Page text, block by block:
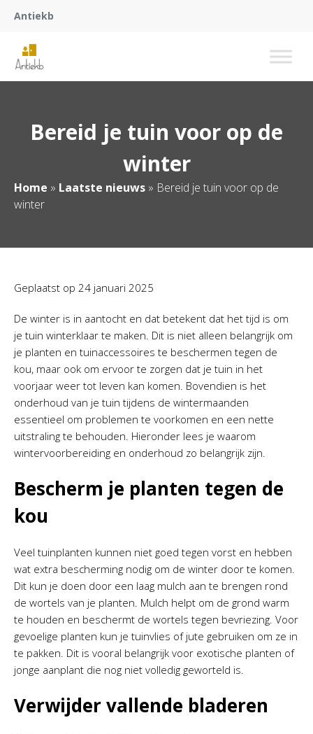
Antiekb
Bereid je tuin voor op de
winter
Home » Laatste nieuws » Bereid je tuin voor op de
winter
Geplaatst op 24 januari 2025
De winter is in aantocht en dat betekent dat het tijd is om
je tuin winterklaar te maken. Dit is niet alleen belangrijk om
je planten en tuinaccessoires te beschermen tegen de
kou, maar ook om ervoor te zorgen dat je tuin in het
voorjaar weer tot leven kan komen. Bovendien is het
onderhoud van je tuin tijdens de wintermaanden
essentieel om problemen te voorkomen en een nette
uitstraling te behouden. Hieronder lees je waarom
wintervoorbereiding en onderhoud zo belangrijk zijn.
Bescherm je planten tegen de
kou
Veel tuinplanten kunnen niet goed tegen vorst en hebben
wat extra bescherming nodig om de winter door te komen.
Dit kun je doen door een laag mulch aan te brengen rond
de wortels van je planten. Mulch helpt om de grond warm
te houden en beschermt de wortels tegen bevriezing. Voor
gevoelige planten kun je tuinvlies of jute gebruiken om ze in
te pakken. Dit is vooral belangrijk voor exotische planten of
jonge aanplant die nog niet volledig geworteld is.
Verwijder vallende bladeren